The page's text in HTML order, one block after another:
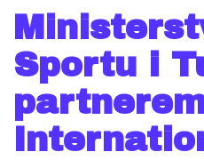
Sportu i